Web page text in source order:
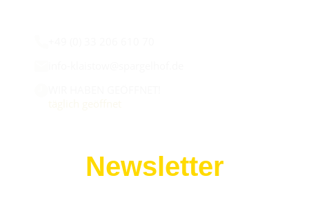
Newsletter